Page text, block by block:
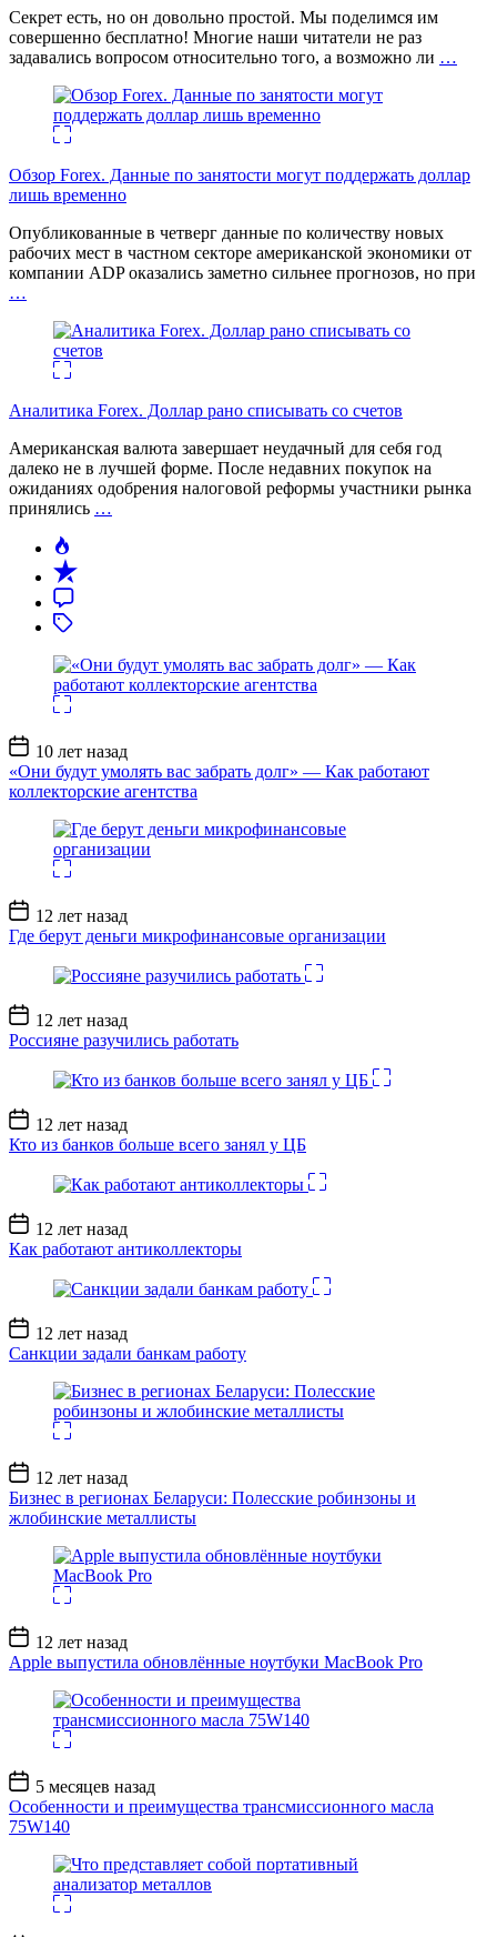
Секрет есть, но он довольно простой. Мы поделимся им
совершенно бесплатно! Многие наши читатели не раз
задавались вопросом относительно того, а возможно ли …
Обзор Forex. Данные по занятости могут поддержать доллар
лишь временно
Опубликованные в четверг данные по количеству новых
рабочих мест в частном секторе американской экономики от
компании ADP оказались заметно сильнее прогнозов, но при
…
Аналитика Forex. Доллар рано списывать со счетов
Американская валюта завершает неудачный для себя год
далеко не в лучшей форме. После недавних покупок на
ожиданиях одобрения налоговой реформы участники рынка
принялись …
Дата
записи
10 лет назад
«Они будут умолять вас забрать долг» — Как работают
коллекторские агентства
Дата
записи
12 лет назад
Где берут деньги микрофинансовые организации
Дата
записи
12 лет назад
Россияне разучились работать
Дата
записи
12 лет назад
Кто из банков больше всего занял у ЦБ
Дата
записи
12 лет назад
Как работают антиколлекторы
Дата
записи
12 лет назад
Санкции задали банкам работу
Дата
записи
12 лет назад
Бизнес в регионах Беларуси: Полесские робинзоны и
жлобинские металлисты
Дата
записи
12 лет назад
Apple выпустила обновлённые ноутбуки MacBook Pro
Дата
записи
5 месяцев назад
Особенности и преимущества трансмиссионного масла
75W140